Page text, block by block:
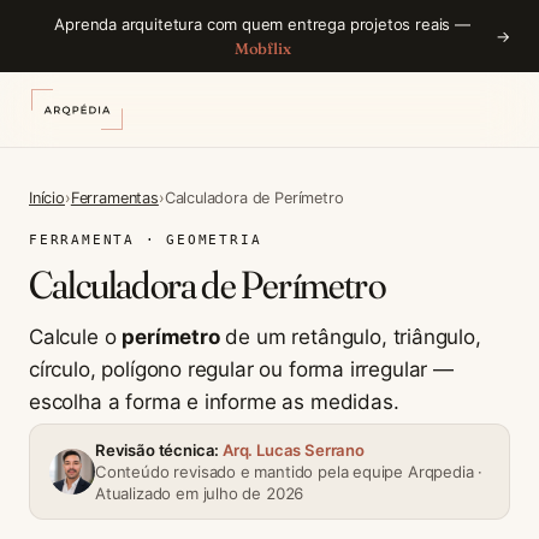
Aprenda arquitetura com quem entrega projetos reais —
Mobflix
→
Início›Ferramentas›Calculadora de Perímetro
FERRAMENTA · GEOMETRIA
Calculadora de Perímetro
Calcule o perímetrode um retângulo, triângulo,
círculo, polígono regular ou forma irregular —
escolha a forma e informe as medidas.
Revisão técnica:Arq. Lucas Serrano
Conteúdo revisado e mantido pela equipe Arqpedia ·
Atualizado em julho de 2026